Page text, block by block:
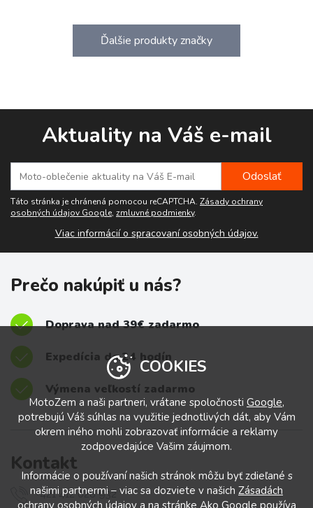
Ďalšie produkty značky
Aktuality na Váš e-mail
Táto stránka je chránená pomocou reCAPTCHA. Zásady ochrany
osobných údajov Google, zmluvné podmienky.
Viac informácií o spracovaní osobných údajov.
Prečo nakúpiť u nás?
Doprava nad 39€ zadarmo
Expedícia do 24 hodín
Výmena veľkostí zadarmo
Kontakt
+421 412 028 932
COOKIES
MotoZem a naši partneri, vrátane spoločnosti Google,
potrebujú Váš súhlas na využitie jednotlivých dát, aby Vám
okrem iného mohli zobrazovať informácie a reklamy
zodpovedajúce Vašim záujmom.
Informácie o používaní našich stránok môžu byť zdieľané s
našimi partnermi – viac sa dozviete v našich Zásadách
ochrany osobných údajova na stránke Ako Google používa